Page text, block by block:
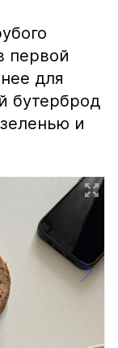
первой
для
бутерброд
и